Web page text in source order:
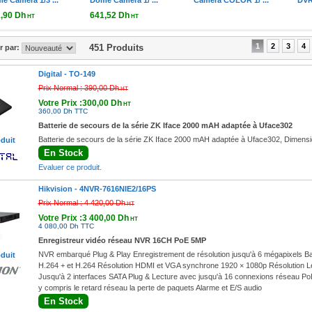
HT 641,52 DhHT
par: 451 Produits 1 2 3 4
Digital - TO-149
Prix Normal :390,00 DhHT
Votre Prix :300,00 DhHT
360,00 Dh TTC
Batterie de secours de la série ZK Iface 2000 mAH adaptée à Uface302
Batterie de secours de la série ZK Iface 2000 mAH adaptée à Uface302,
En Stock
Evaluer ce produit.
Hikvision - 4NVR-7616NIE2/16PS
Prix Normal :4 420,00 DhHT
Votre Prix :3 400,00 DhHT
4 080,00 Dh TTC
Enregistreur vidéo réseau NVR 16CH PoE 5MP
NVR embarqué Plug & Play Enregistrement de résolution jusqu'à 6 mégapixels
H.264 + et H.264 Résolution HDMI et VGA synchrone 1920 × 1080p
Jusqu'à 2 interfaces SATA Plug & Lecture avec jusqu'à 16 connexions réseau
y compris le retard réseau la perte de paquets Alarme et E/S audio
En Stock